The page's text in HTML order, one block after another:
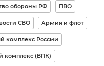
обороны РФ ПВО
СВО Армия и флот
комплекс России
комплекс (ВПК)